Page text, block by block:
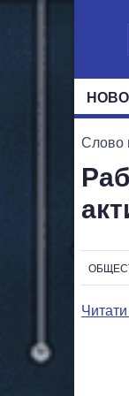
Слово